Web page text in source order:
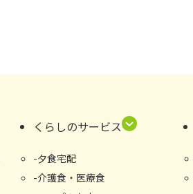
くらしのサービス
夕食宅配
介護食・医療食